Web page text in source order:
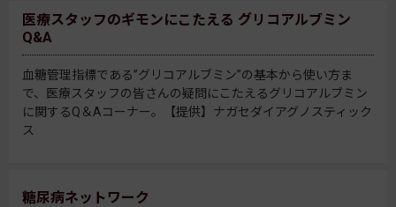
医療スタッフのギモンにこたえる グリコアルブミン
Q&A
血糖管理指標である”グリコアルブミン”の基本から使い方ま
で、医療スタッフの皆さんの疑問にこたえるグリコアルブミン
に関するQ＆Aコーナー。【提供】ナガセダイアグノスティック
ス
糖尿病ネットワーク